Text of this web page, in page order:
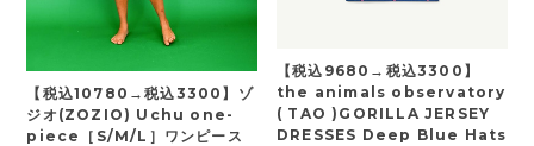
【税込10780→税込3300】ゾ
ジオ(ZOZIO) Uchu one-
piece［S/M/L］ワンピース
【税込9680→税込3300】
the animals observatory
( TAO )GORILLA JERSEY
DRESSES Deep Blue Hats